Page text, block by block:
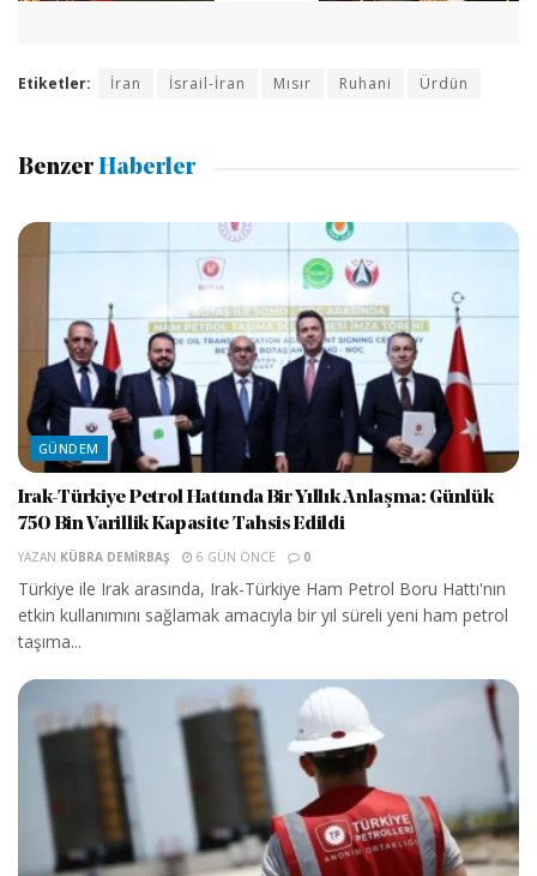
Etiketler: İran İsrail-İran Mısır Ruhani Ürdün
Benzer Haberler
GÜNDEM
Irak-Türkiye Petrol Hattında Bir Yıllık Anlaşma: Günlük
750 Bin Varillik Kapasite Tahsis Edildi
YAZAN KÜBRA DEMIRBAŞ 6 GÜN ÖNCE 0
Türkiye ile Irak arasında, Irak-Türkiye Ham Petrol Boru Hattı'nın
etkin kullanımını sağlamak amacıyla bir yıl süreli yeni ham petrol
taşıma...